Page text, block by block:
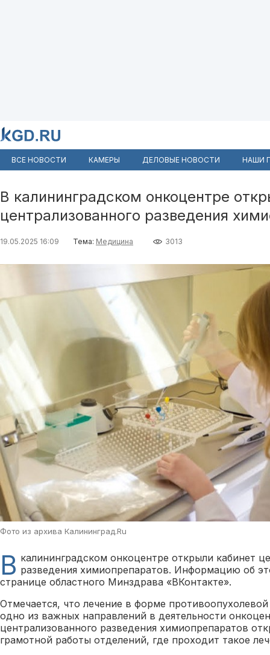
ВСЕ НОВОСТИ КАМЕРЫ ДЕЛОВЫЕ НОВОСТИ НАШИ
В калининградском онкоцентре
централизованного разведения
19.05.2025 16:09 Тема: Медицина 3013
Фото из архива Калининград.Ru
В калининградском онкоцентре открыли кабинет
разведения химиопрепаратов. Информацию об
странице областного Минздрава «ВКонтакте».
Отмечается, что лечение в форме
одно из важных направлений в деятельности
централизованного разведения химиопрепаратов
грамотной работы отделений, где проходит такое